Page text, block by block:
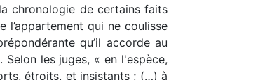
chronologie de certains faits
l’appartement qui ne coulisse
qu’il accorde au
les juges, « en l'espèce,
étroits, et insistants ; (…) à